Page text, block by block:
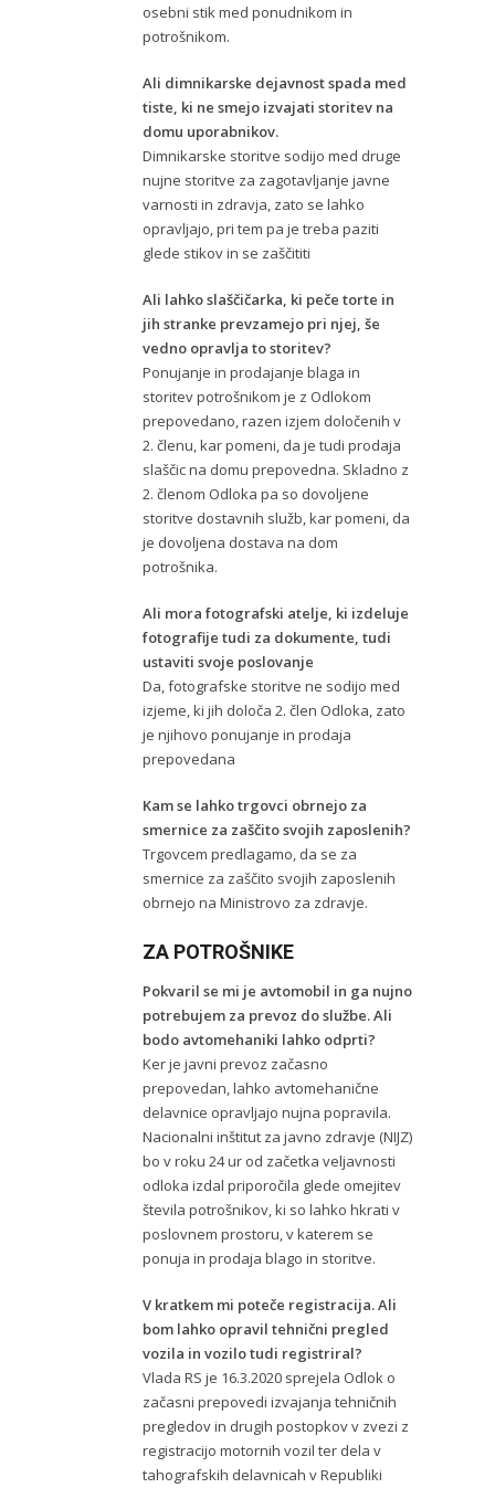
osebni stik med ponudnikom in
potrošnikom.
Ali dimnikarske dejavnost spada med
tiste, ki ne smejo izvajati storitev na
domu uporabnikov.
Dimnikarske storitve sodijo med druge
nujne storitve za zagotavljanje javne
varnosti in zdravja, zato se lahko
opravljajo, pri tem pa je treba paziti
glede stikov in se zaščititi
Ali lahko slaščičarka, ki peče torte in
jih stranke prevzamejo pri njej, še
vedno opravlja to storitev?
Ponujanje in prodajanje blaga in
storitev potrošnikom je z Odlokom
prepovedano, razen izjem določenih v
2. členu, kar pomeni, da je tudi prodaja
slaščic na domu prepovedna. Skladno z
2. členom Odloka pa so dovoljene
storitve dostavnih služb, kar pomeni, da
je dovoljena dostava na dom
potrošnika.
Ali mora fotografski atelje, ki izdeluje
fotografije tudi za dokumente, tudi
ustaviti svoje poslovanje
Da, fotografske storitve ne sodijo med
izjeme, ki jih določa 2. člen Odloka, zato
je njihovo ponujanje in prodaja
prepovedana
Kam se lahko trgovci obrnejo za
smernice za zaščito svojih zaposlenih?
Trgovcem predlagamo, da se za
smernice za zaščito svojih zaposlenih
obrnejo na Ministrovo za zdravje.
ZA POTROŠNIKE
Pokvaril se mi je avtomobil in ga nujno
potrebujem za prevoz do službe. Ali
bodo avtomehaniki lahko odprti?
Ker je javni prevoz začasno
prepovedan, lahko avtomehanične
delavnice opravljajo nujna popravila.
Nacionalni inštitut za javno zdravje (NIJZ)
bo v roku 24 ur od začetka veljavnosti
odloka izdal priporočila glede omejitev
števila potrošnikov, ki so lahko hkrati v
poslovnem prostoru, v katerem se
ponuja in prodaja blago in storitve.
V kratkem mi poteče registracija. Ali
bom lahko opravil tehnični pregled
vozila in vozilo tudi registriral?
Vlada RS je 16.3.2020 sprejela Odlok o
začasni prepovedi izvajanja tehničnih
pregledov in drugih postopkov v zvezi z
registracijo motornih vozil ter dela v
tahografskih delavnicah v Republiki